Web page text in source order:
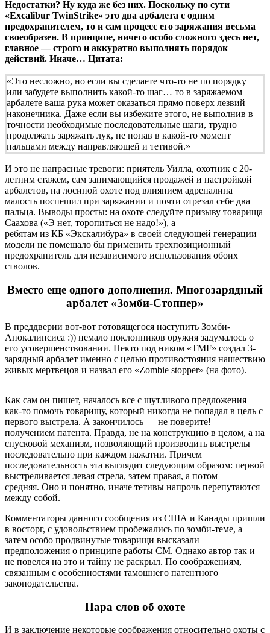
Недостатки? Ну куда же без них. Поскольку по сути
«Excalibur TwinStrike» это два арбалета с одним
предохранителем, то и сам процесс его заряжания весьма
своеобразен. В принципе, ничего особо сложного здесь нет,
главное — строго и аккуратно выполнять порядок
действий. Иначе… Цитата:
«Это несложно, но если вы сделаете что-то не по порядку
или забудете выполнить какой-то шаг… то в заряжаемом
арбалете ваша рука может оказаться прямо поверх лезвий
наконечника. Даже если вы избежите этого, не выполнив в
точности необходимые последовательные шаги, трудно
продолжать заряжать лук, не попав в какой-то момент
пальцами между направляющей и тетивой.»
И это не напрасные тревоги: приятель Уилла, охотник с 20-
летним стажем, сам занимающийся продажей и настройкой
арбалетов, на лосиной охоте под влиянием адреналина
малость поспешил при заряжании и почти отрезал себе два
пальца. Выводы просты: на охоте следуйте призыву товарища
Саахова («Э нет, торопиться не надо!»), а
ребятам из КБ «Экскалибура» в своей следующей генерации
модели не помешало бы применить трехпозиционный
предохранитель для независимого использования обоих
стволов.
Вместо еще одного дополнения. Многозарядный
арбалет «Зомби-Стоппер»
В преддверии вот-вот готовящегося наступить Зомби-
Апокалипсиса :)) немало поклонников оружия задумалось о
его усовершенствовании. Некто под ником «TMF» создал 3-
зарядный арбалет именно с целью противостояния нашествию
живых мертвецов и назвал его «Zombie stopper» (на фото).
Как сам он пишет, началось все с шутливого предложения
как-то помочь товарищу, который никогда не попадал в цель с
первого выстрела. А закончилось — не поверите! —
получением патента. Правда, не на конструкцию в целом, а на
спусковой механизм, позволяющий производить выстрелы
последовательно при каждом нажатии. Причем
последовательность эта выглядит следующим образом: первой
выстреливается левая стрела, затем правая, а потом —
средняя. Оно и понятно, иначе тетивы напрочь перепутаются
между собой.
Комментаторы данного сообщения из США и Канады пришли
в восторг, с удовольствием пробежались по зомби-теме, а
затем особо продвинутые товарищи высказали
предположения о принципе работы СМ. Однако автор так и
не повелся на это и тайну не раскрыл. По соображениям,
связанным с особенностями тамошнего патентного
законодательства.
Пара слов об охоте
И в заключение некоторые соображения относительно охоты с